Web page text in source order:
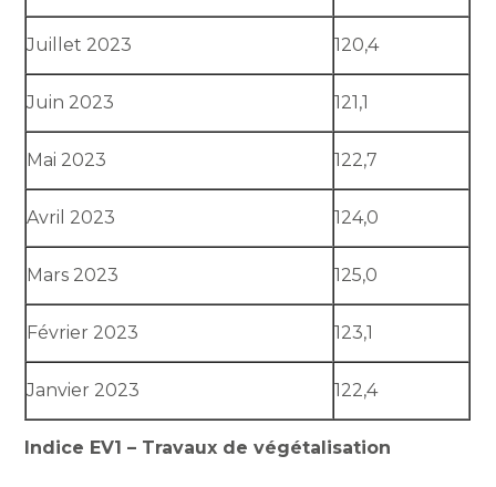
Juillet 2023 120,4
Juin 2023 121,1
Mai 2023 122,7
Avril 2023 124,0
Mars 2023 125,0
Février 2023 123,1
Janvier 2023 122,4
Indice EV1 – Travaux de végétalisation